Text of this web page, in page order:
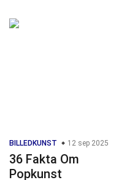
BILLEDKUNST 12 sep 2025
36 Fakta Om
Popkunst